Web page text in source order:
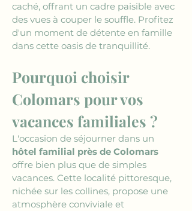
caché, offrant un cadre paisible avec
des vues à couper le souffle. Profitez
d'un moment de détente en famille
dans cette oasis de tranquillité.
Pourquoi choisir
Colomars pour vos
vacances familiales ?
L'occasion de séjourner dans un
hôtel familial près de Colomars
offre bien plus que de simples
vacances. Cette localité pittoresque,
nichée sur les collines, propose une
atmosphère conviviale et